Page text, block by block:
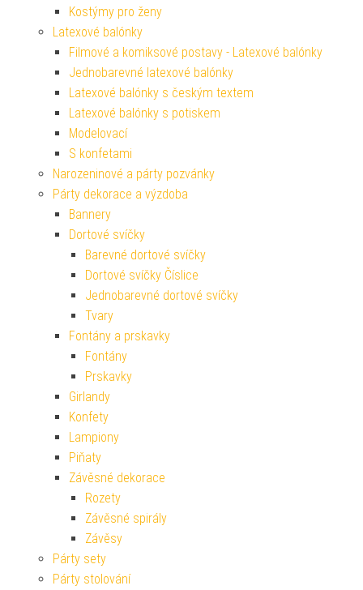
Kostýmy pro ženy
Latexové balónky
Filmové a komiksové postavy - Latexové balónky
Jednobarevné latexové balónky
Latexové balónky s českým textem
Latexové balónky s potiskem
Modelovací
S konfetami
Narozeninové a párty pozvánky
Párty dekorace a výzdoba
Bannery
Dortové svíčky
Barevné dortové svíčky
Dortové svíčky Číslice
Jednobarevné dortové svíčky
Tvary
Fontány a prskavky
Fontány
Prskavky
Girlandy
Konfety
Lampiony
Piňaty
Závěsné dekorace
Rozety
Závěsné spirály
Závěsy
Párty sety
Párty stolování